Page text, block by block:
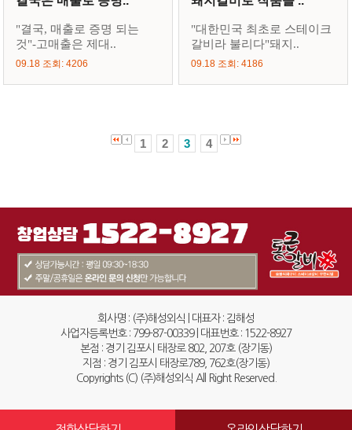
"결국, 매출로 증명 되는
것"-고매출은 제대..
09.18 조회: 4206
"대한민국 최초로 스테이크
갈비라 불리다"돼지..
09.18 조회: 4186
1 2 3 4
회사명 : (주)해성외식 | 대표자 : 김해성
사업자등록번호 : 799-87-00339 | 대표번호 : 1522-8927
본점 : 경기 김포시 태장로 802, 207호 (장기동)
지점 : 경기 김포시 태장로789, 762호(장기동)
Copyrights (C) (주)해성외식 All Right Reserved.